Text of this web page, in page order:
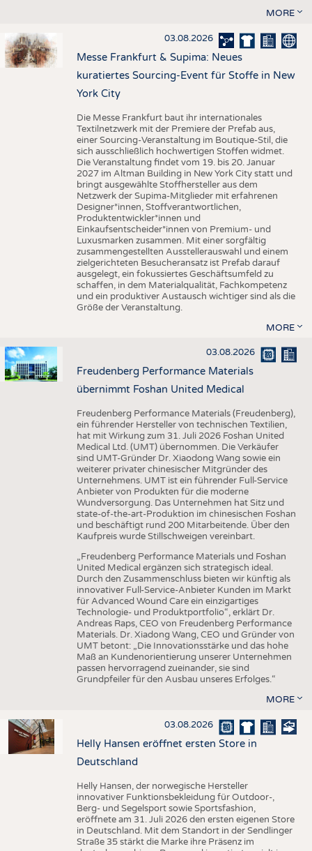
MORE
03.08.2026
Messe Frankfurt & Supima: Neues
kuratiertes Sourcing-Event für Stoffe in New
York City
Die Messe Frankfurt baut ihr internationales
Textilnetzwerk mit der Premiere der Prefab aus,
einer Sourcing-Veranstaltung im Boutique-Stil, die
sich ausschließlich hochwertigen Stoffen widmet.
Die Veranstaltung findet vom 19. bis 20. Januar
2027 im Altman Building in New York City statt und
bringt ausgewählte Stoffhersteller aus dem
Netzwerk der Supima-Mitglieder mit erfahrenen
Designer*innen, Stoffverantwortlichen,
Produktentwickler*innen und
Einkaufsentscheider*innen von Premium- und
Luxusmarken zusammen. Mit einer sorgfältig
zusammengestellten Ausstellerauswahl und einem
zielgerichteten Besucheransatz ist Prefab darauf
ausgelegt, ein fokussiertes Geschäftsumfeld zu
schaffen, in dem Materialqualität, Fachkompetenz
und ein produktiver Austausch wichtiger sind als die
Größe der Veranstaltung.
MORE
03.08.2026
Freudenberg Performance Materials
übernimmt Foshan United Medical
Freudenberg Performance Materials (Freudenberg),
ein führender Hersteller von technischen Textilien,
hat mit Wirkung zum 31. Juli 2026 Foshan United
Medical Ltd. (UMT) übernommen. Die Verkäufer
sind UMT-Gründer Dr. Xiaodong Wang sowie ein
weiterer privater chinesischer Mitgründer des
Unternehmens. UMT ist ein führender Full-Service
Anbieter von Produkten für die moderne
Wundversorgung. Das Unternehmen hat Sitz und
state-of-the-art-Produktion im chinesischen Foshan
und beschäftigt rund 200 Mitarbeitende. Über den
Kaufpreis wurde Stillschweigen vereinbart.
„Freudenberg Performance Materials und Foshan
United Medical ergänzen sich strategisch ideal.
Durch den Zusammenschluss bieten wir künftig als
innovativer Full-Service-Anbieter Kunden im Markt
für Advanced Wound Care ein einzigartiges
Technologie- und Produktportfolio“, erklärt Dr.
Andreas Raps, CEO von Freudenberg Performance
Materials. Dr. Xiadong Wang, CEO und Gründer von
UMT betont: „Die Innovationsstärke und das hohe
Maß an Kundenorientierung unserer Unternehmen
passen hervorragend zueinander, sie sind
Grundpfeiler für den Ausbau unseres Erfolges.“
MORE
03.08.2026
Helly Hansen eröffnet ersten Store in
Deutschland
Helly Hansen, der norwegische Hersteller
innovativer Funktionsbekleidung für Outdoor-,
Berg- und Segelsport sowie Sportsfashion,
eröffnete am 31. Juli 2026 den ersten eigenen Store
in Deutschland. Mit dem Standort in der Sendlinger
Straße 35 stärkt die Marke ihre Präsenz im